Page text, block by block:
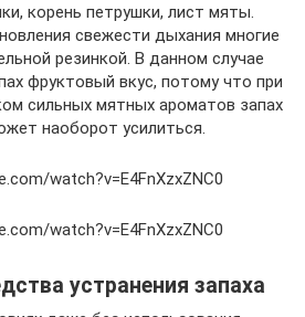
корень петрушки, лист мяты.
свежести дыхания многие
резинкой. В данном случае
фруктовый вкус, потому что при
сильных мятных ароматов запах
наоборот усилиться.
watch?v=E4FnXzxZNC0
watch?v=E4FnXzxZNC0
устранения запаха